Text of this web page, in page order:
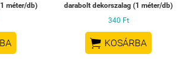
méter/db)
darabolt dekorszalag (1 méter/db)
340 Ft
 KOSÁRBA